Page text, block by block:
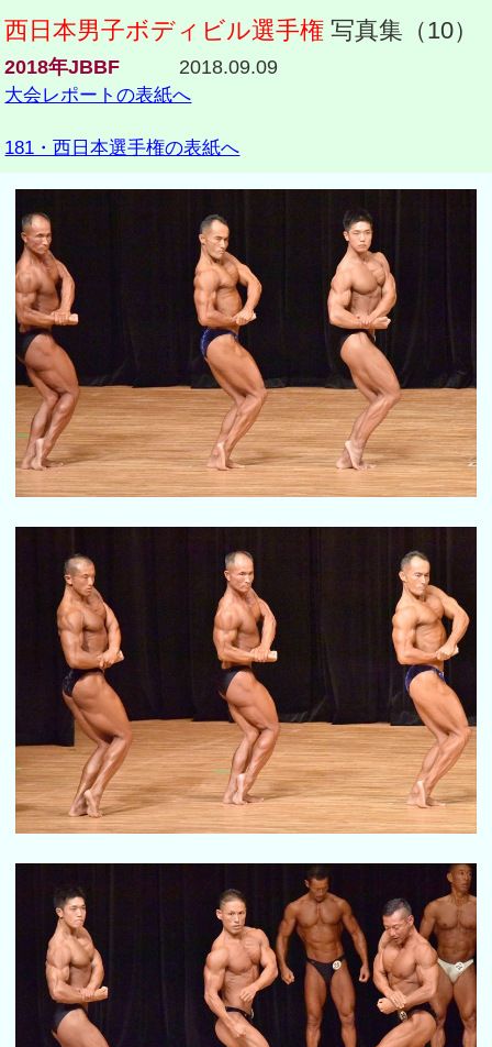
西日本男子ボディビル選手権 写真集（10）
2018年JBBF 2018.09.09
大会レポートの表紙へ
181・西日本選手権の表紙へ